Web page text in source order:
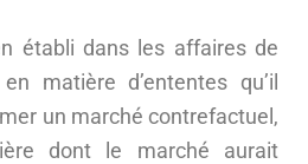
établi dans les affaires de
matière d’ententes qu’il
un marché contrefactuel,
dont le marché aurait